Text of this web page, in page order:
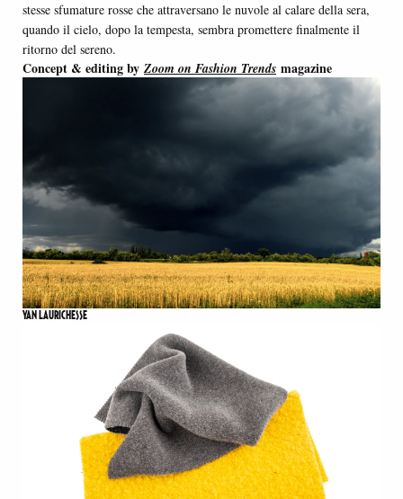
stesse sfumature rosse che attraversano le nuvole al calare della sera,
quando il cielo, dopo la tempesta, sembra promettere finalmente il
ritorno del sereno.
Concept & editing by Zoom on Fashion Trends magazine
YAN LAURICHESSE